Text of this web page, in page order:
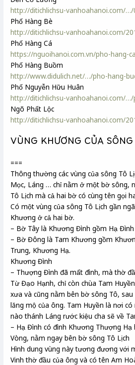
http://ditichlichsu-vanhoahanoi.com/
Phố Hàng Bè
http://ditichlichsu-vanhoahanoi.com/
Phố Hàng Cá
https://nguoihanoi.com.vn/pho-hang-
Phố Hàng Buồm
http://www.didulich.net/…/pho-hang-
Phố Nguyễn Hữu Huân
http://ditichlichsu-vanhoahanoi.com/
Ngõ Phất Lộc
http://ditichlichsu-vanhoahanoi.com/
VÙNG KHƯƠNG CỦA
===
Thông thường các vùng của sông Tô
Mọc, Láng … chỉ nằm ở một bờ sông,
Tô Lịch mà cả hai bờ có cùng tên gọi
Có một vùng của sông Tô Lịch gần
Khương ở cả hai bờ.
– Bờ Tây là Khương Đình gồm Hạ
– Bờ Đông là Tam Khương gồm
Trung, Khương Hạ.
Khương Đình
– Thượng Đình đã mất đình, mà thờ
Từ Đạo Hạnh, chỉ còn chùa Tam
xưa và cũng nằm bên bờ sông Tô,
lăng mộ của ông. Tam Huyền là nơi
nào thánh Láng rước kiệu cha sẽ về
– Hạ Đình có đình Khương Thượng Hạ
Vòng, nằm ngay bên bờ sông Tô Lịch
Hình dung vùng này tương đương với
Vinh thờ đầu của ông và có tên Am